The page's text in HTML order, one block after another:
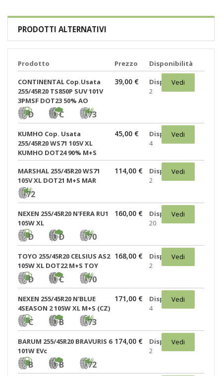
PRODOTTI ALTERNATIVI
Prodotto Prezzo Disponibilità
CONTINENTAL Cop.Usata
255/45R20 TS850P SUV 101V
3PMSF DOT23 50% AO
D C 73
39,00 €
Disponibili:
2
Vedi
KUMHO Cop. Usata
255/45R20 WS71 105V XL
KUMHO DOT24 90% M+S
45,00 €
Disponibili:
4
Vedi
MARSHAL 255/45R20 WS71
105V XL DOT21 M+S MAR
72
114,00 €
Disponibili:
2
Vedi
NEXEN 255/45R20 N'FERA RU1
105W XL
D D 70
160,00 €
Disponibili:
20
Vedi
TOYO 255/45R20 CELSIUS AS2
105W XL DOT22 M+S TOY
D C 70
168,00 €
Disponibili:
2
Vedi
NEXEN 255/45R20 N'BLUE
4SEASON 2 105W XL M+S (CZ)
C B 73
171,00 €
Disponibili:
4
Vedi
BARUM 255/45R20 BRAVURIS 6
101W EVc
B B 72
174,00 €
Disponibili:
2
Vedi